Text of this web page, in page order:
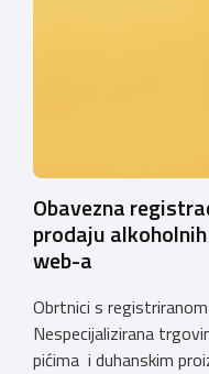
1. siječnja 2025.
zahtjevi za izdavanje
Obavezna
prodaju
web-a
Obrtnici s
Nespecijalizirana
pićima i duhanskim